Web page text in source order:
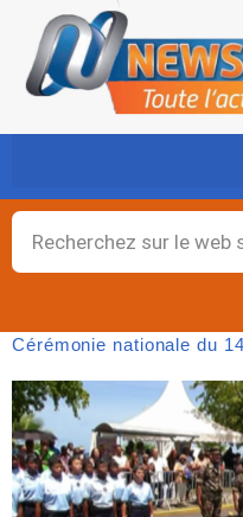
contenu
Rechercher
Cérémonie nationale du